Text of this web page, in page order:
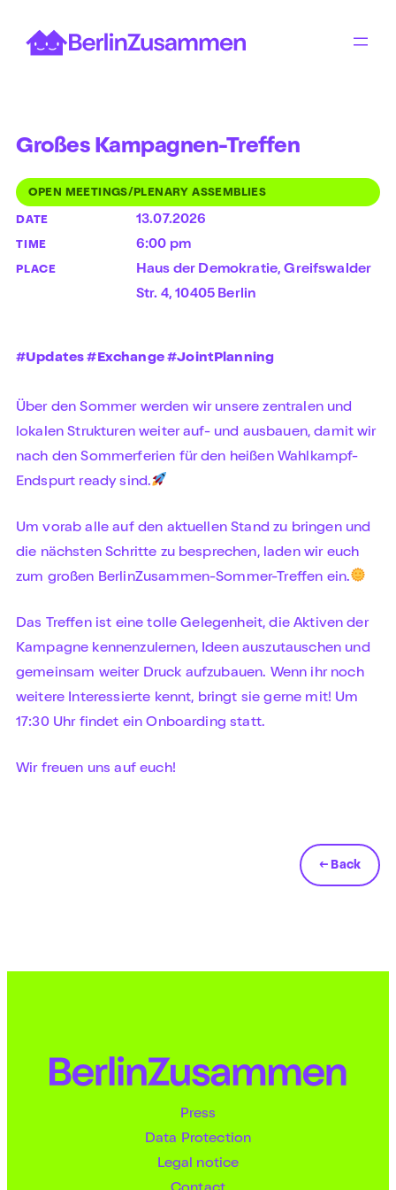
Großes Kampagnen-Treffen
OPEN MEETINGS/PLENARY ASSEMBLIES
DATE
13.07.2026
TIME 6:00 pm
PLACE
Haus der Demokratie, Greifswalder
Str. 4, 10405 Berlin
#Updates #Exchange #JointPlanning
Über den Sommer werden wir unsere zentralen und
lokalen Strukturen weiter auf- und ausbauen, damit wir
nach den Sommerferien für den heißen Wahlkampf-
Endspurt ready sind.
Um vorab alle auf den aktuellen Stand zu bringen und
die nächsten Schritte zu besprechen, laden wir euch
zum großen BerlinZusammen-Sommer-Treffen ein.
Das Treffen ist eine tolle Gelegenheit, die Aktiven der
Kampagne kennenzulernen, Ideen auszutauschen und
gemeinsam weiter Druck aufzubauen. Wenn ihr noch
weitere Interessierte kennt, bringt sie gerne mit! Um
17:30 Uhr findet ein Onboarding statt.
Wir freuen uns auf euch!
← Back
Press
Data Protection
Legal notice